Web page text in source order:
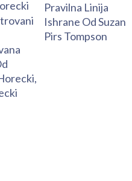
Pravilna Linija
Ishrane Od Suzan
Pirs Tompson